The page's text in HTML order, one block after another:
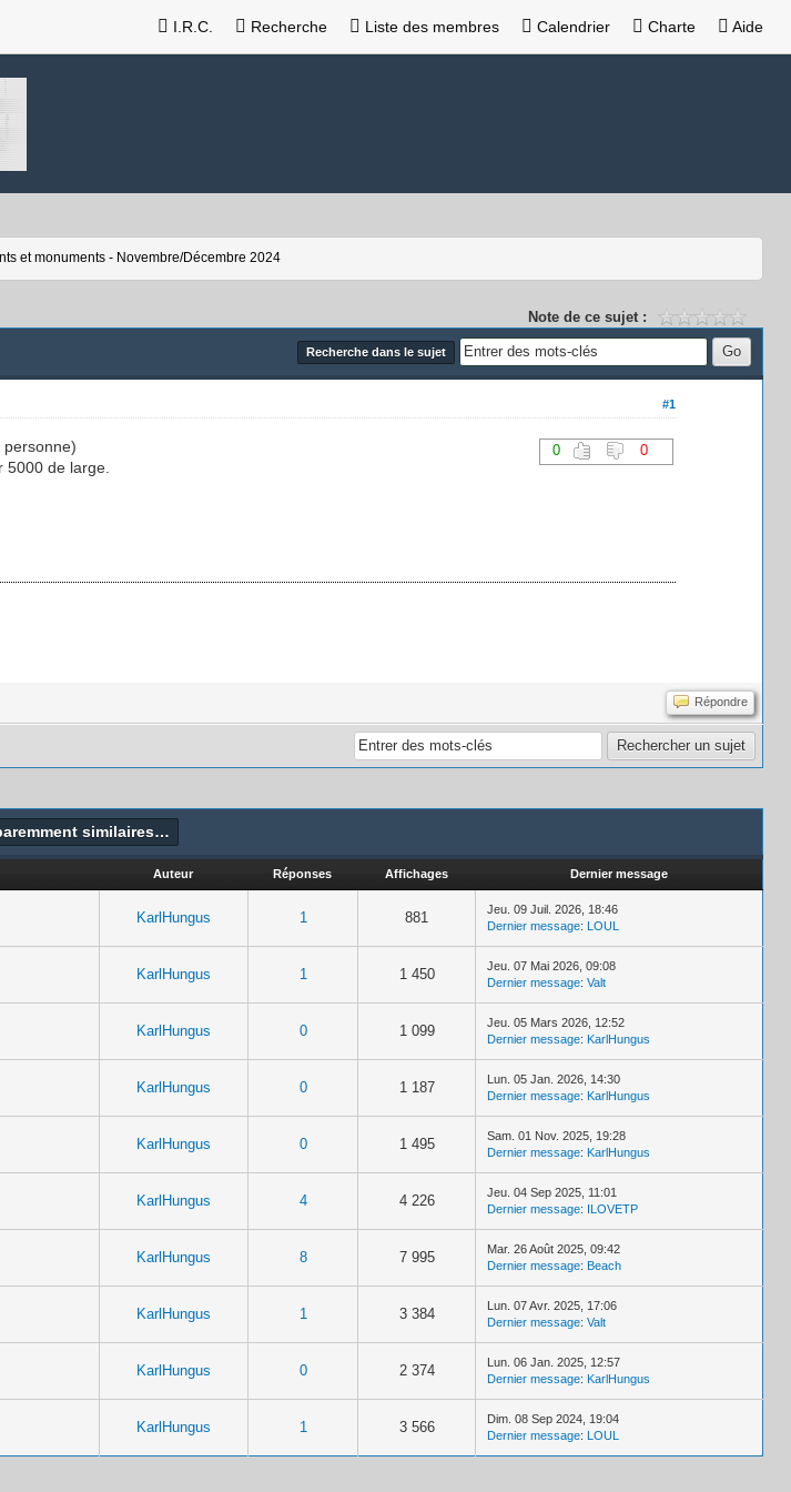
I.R.C. Recherche Liste des membres Calendrier Charte Aide
et monuments - Novembre/Décembre 2024
Note de ce sujet :
Recherche dans le sujet
#1
0 0
5000 de large.
Répondre
similaires…
Auteur Réponses Affichages Dernier message
KarlHungus 1 881
Jeu. 09 Juil. 2026, 18:46
Dernier message: LOUL
KarlHungus 1 1 450
Jeu. 07 Mai 2026, 09:08
Dernier message: Valt
KarlHungus 0 1 099
Jeu. 05 Mars 2026, 12:52
Dernier message: KarlHungus
KarlHungus 0 1 187
Lun. 05 Jan. 2026, 14:30
Dernier message: KarlHungus
KarlHungus 0 1 495
Sam. 01 Nov. 2025, 19:28
Dernier message: KarlHungus
KarlHungus 4 4 226
Jeu. 04 Sep 2025, 11:01
Dernier message: ILOVETP
KarlHungus 8 7 995
Mar. 26 Août 2025, 09:42
Dernier message: Beach
KarlHungus 1 3 384
Lun. 07 Avr. 2025, 17:06
Dernier message: Valt
KarlHungus 0 2 374
Lun. 06 Jan. 2025, 12:57
Dernier message: KarlHungus
KarlHungus 1 3 566
Dim. 08 Sep 2024, 19:04
Dernier message: LOUL